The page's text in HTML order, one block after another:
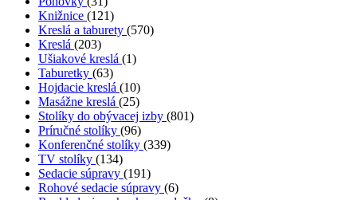
Knižnice (121)
Kreslá a taburety (570)
Kreslá (203)
Ušiakové kreslá (1)
Taburetky (63)
Hojdacie kreslá (10)
Masážne kreslá (25)
Stolíky do obývacej izby (801)
Príručné stolíky (96)
Konferenčné stolíky (339)
TV stolíky (134)
Sedacie súpravy (191)
Rohové sedacie súpravy (6)